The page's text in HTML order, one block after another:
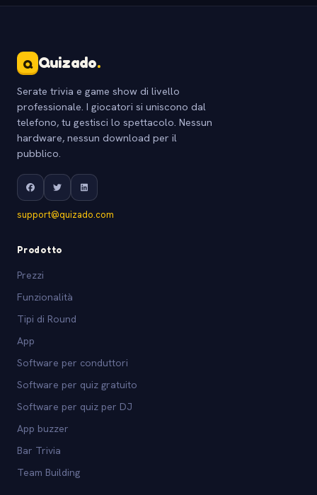
Q Quizado.
Serate trivia e game show di livello
professionale. I giocatori si uniscono dal
telefono, tu gestisci lo spettacolo. Nessun
hardware, nessun download per il
pubblico.
support@quizado.com
Prodotto
Prezzi
Funzionalità
Tipi di Round
App
Software per conduttori
Software per quiz gratuito
Software per quiz per DJ
App buzzer
Bar Trivia
Team Building